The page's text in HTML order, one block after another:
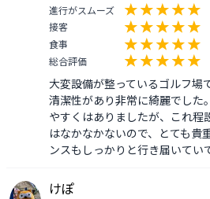
進行がスムーズ
接客
食事
総合評価
大変設備が整っているゴルフ場
清潔性があり非常に綺麗でした
やすくはありましたが、これ程
はなかなかないので、とても貴
ンスもしっかりと行き届いてい
けぽ